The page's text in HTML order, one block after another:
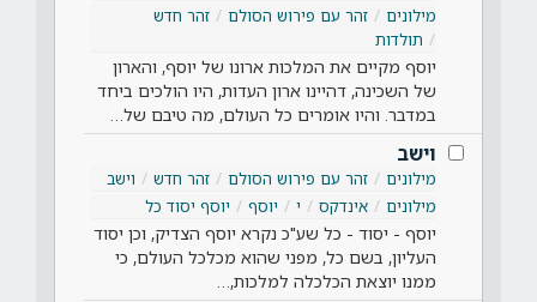
מילונים
זהר עם פירוש הסולם
זהר חדש
תולדות
יוסף מקיים את המלכות ארונו של יוסף, והארון
של השכינה, דהיינו ארון העדות, היו הולכים ביחד
במדבר. והיו אומרים כל העולם, מה טיבם של…
וישב
מילונים זהר עם פירוש הסולם זהר חדש
וישב
מילונים
אינדקס י יוסף יוסף יסוד כל
יוסף - יסוד - כל שע"כ נקרא יוסף הצדיק, וכן יסוד
העליון, בשם כל, מפני שהוא מכלכל העולם, כי
ממנו יוצאת הכלכלה למלכות,…